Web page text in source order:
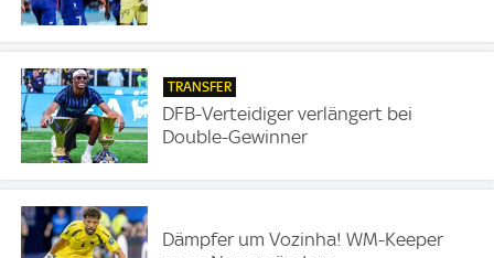
TRANSFER
DFB-Verteidiger verlängert bei
Double-Gewinner
Dämpfer um Vozinha! WM-Keeper